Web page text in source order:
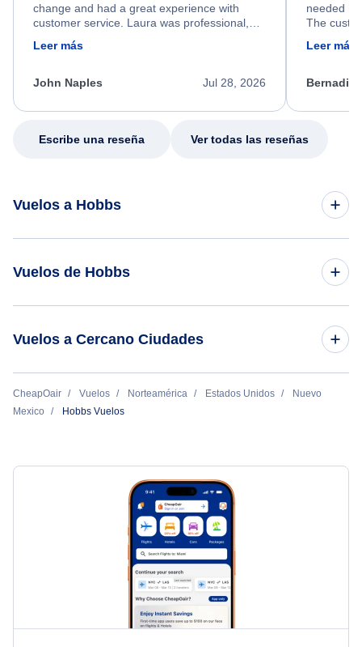
change and had a great experience with
customer service. Laura was professional,
friendly, and very helpful throughout the
process. She quickly found a solution and
appreciate her excellent service.
Leer más
Jul 28, 2026
John Naples
needed
The
calm,
my issue.
Leer más
Escribe una reseña Ver todas las reseñas
Vuelos a Hobbs
Vuelos de Denver a Hobbs
Vuelos de Hobbs
Vuelos de Hobbs a Seattle
Vuelos a Cercano Ciudades
Carlsbad Vuelos
CheapOair Vuelos Norteamérica Estados Unidos
Nuevo
Mexico
Hobbs Vuelos